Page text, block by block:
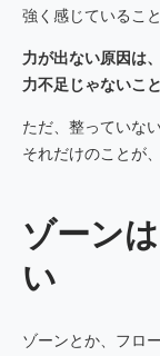
強く感じているこ
力が出ない原因は、
力不足じゃないこ
ただ、整っていない
それだけのことが
ゾーン
い
ゾーンとか、フロー